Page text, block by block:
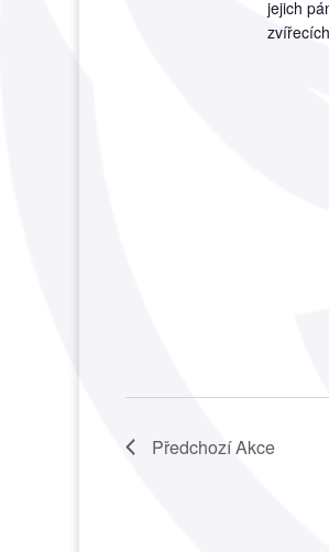
jejich
PředchozíAkce